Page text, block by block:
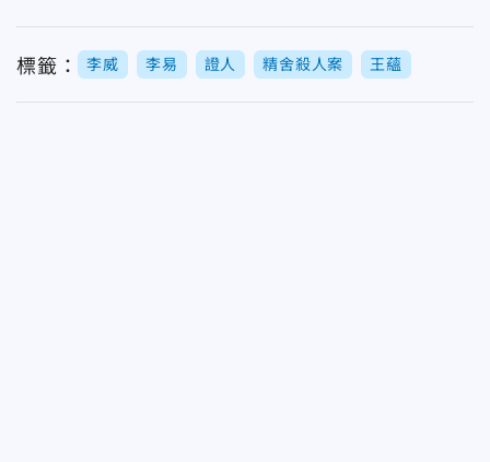
標籤： 李威 李易 證人 精舍殺人案 王蘊